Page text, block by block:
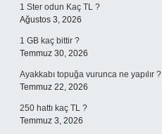
1 Ster odun Kaç TL ?
Ağustos 3, 2026
1 GB kaç bittir ?
Temmuz 30, 2026
Ayakkabı topuğa vurunca ne yapılır ?
Temmuz 22, 2026
250 hattı kaç TL ?
Temmuz 3, 2026